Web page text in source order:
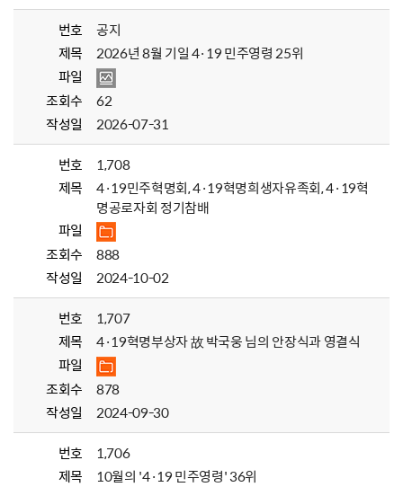
번호
공지
제목
2026년 8월 기일 4·19 민주영령 25위
파일
조회수
62
작성일
2026-07-31
번호
1,708
제목
4·19민주혁명회, 4·19혁명희생자유족회, 4·19혁
명공로자회 정기참배
파일
조회수
888
작성일
2024-10-02
번호
1,707
제목
4·19혁명부상자 故 박국웅 님의 안장식과 영결식
파일
조회수
878
작성일
2024-09-30
번호
1,706
제목
10월의 '4·19 민주영령' 36위